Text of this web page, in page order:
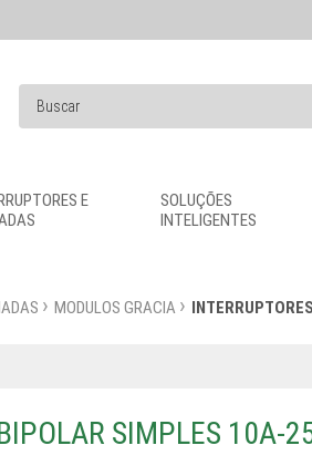
E
SOLUÇÕES
INTELIGENTES
MODULOS GRACIA
SIMPLES 10A-